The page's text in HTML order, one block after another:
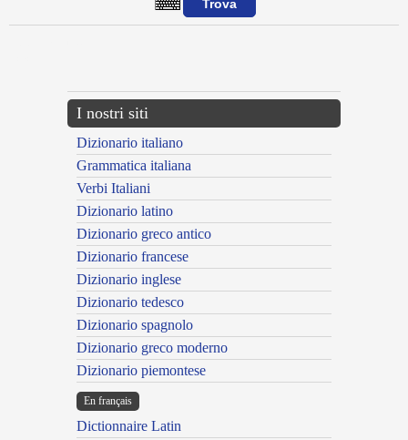
I nostri siti
Dizionario italiano
Grammatica italiana
Verbi Italiani
Dizionario latino
Dizionario greco antico
Dizionario francese
Dizionario inglese
Dizionario tedesco
Dizionario spagnolo
Dizionario greco moderno
Dizionario piemontese
En français
Dictionnaire Latin